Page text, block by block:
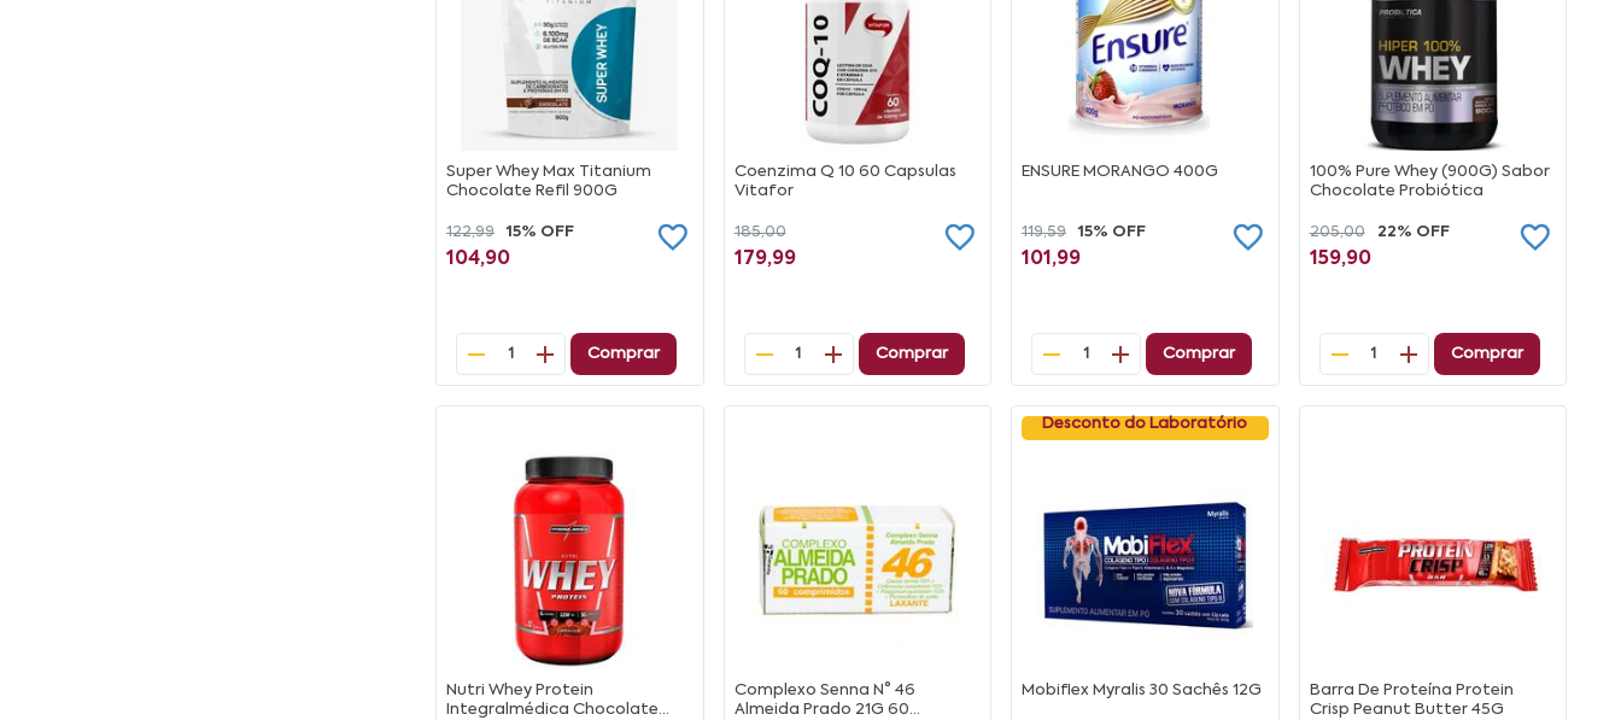
Super Whey Max Titanium
Chocolate Refil 900G
122,99 15% OFF
104,90
1 Comprar
Coenzima Q 10 60 Capsulas
Vitafor
185,00
179,99
1 Comprar
ENSURE MORANGO 400G
119,59 15% OFF
101,99
1 Comprar
100% Pure Whey (900G) Sabor
Chocolate Probiótica
205,00 22% OFF
159,90
1 Comprar
Nutri Whey Protein
Integralmédica Chocolate
Complexo Senna N° 46
Almeida Prado 21G 60
Desconto do Laboratório
Mobiflex Myralis 30 Sachês 12G
Barra De Proteína Protein
Crisp Peanut Butter 45G